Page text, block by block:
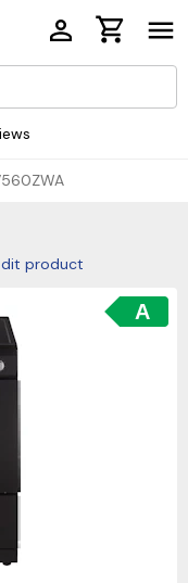
dit product
A